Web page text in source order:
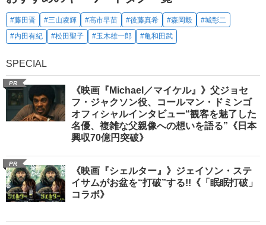
#藤田晋 #三山凌輝 #高市早苗 #後藤真希 #森岡毅
#城彰二
#内田有紀
#松田聖子 #玉木雄一郎 #亀和田武
SPECIAL
PR
《映画『Michael／マイケル』》父ジョセ
フ・ジャクソン役、コールマン・ドミンゴ
オフィシャルインタビュー“観客を魅了した
名優、複雑な父親像への想いを語る”《日本
興収70億円突破》
PR
《映画『シェルター』》ジェイソン・ステ
イサムがお盆を“打破”する!!《「眠眠打破」
コラボ》